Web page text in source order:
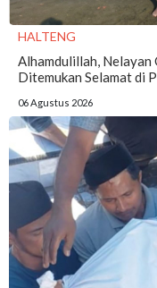
HALTENG
Alhamdulillah, Nelayan
Ditemukan Selamat di
06 Agustus 2026